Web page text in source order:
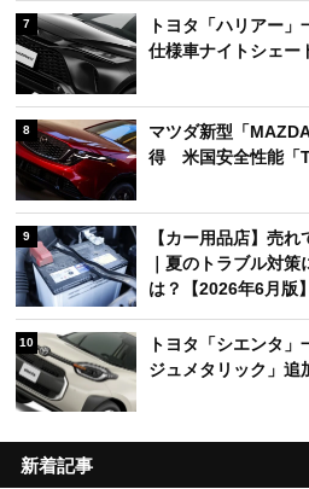
7
トヨタ「ハリアー
仕様車ナイトシェー
8
マツダ新型「
得 米国安全性能「
9
【カー用品店】売
｜夏のトラブル対
は？【2026年6月版】
10
トヨタ「シエンタ
ジュメタリック」追
新着記事